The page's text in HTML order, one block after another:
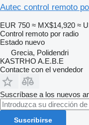
Autec control remoto
EUR 750 ≈ MX$14,920 ≈
Control remoto por radio
Estado nuevo
Grecia, Polidendri
KASTRHO A.E.B.E
Contacte con el vendedor
Suscríbase a los nuevos
Suscribirse